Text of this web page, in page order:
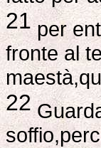
21per
fronte al
22